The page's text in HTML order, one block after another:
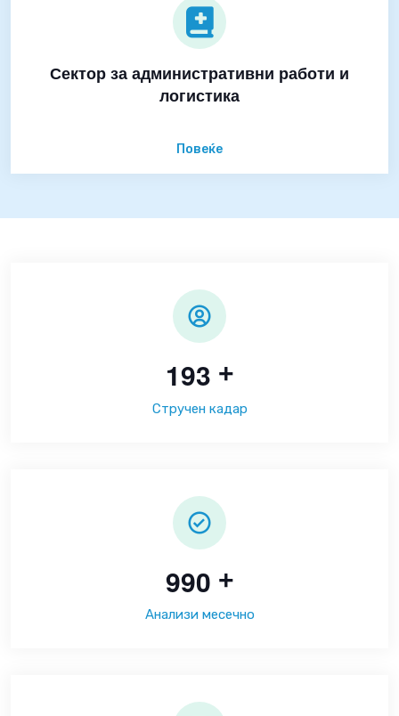
Сектор за административни работи и
логистика
Повеќе
193 +
Стручен кадар
990 +
Анализи месечно